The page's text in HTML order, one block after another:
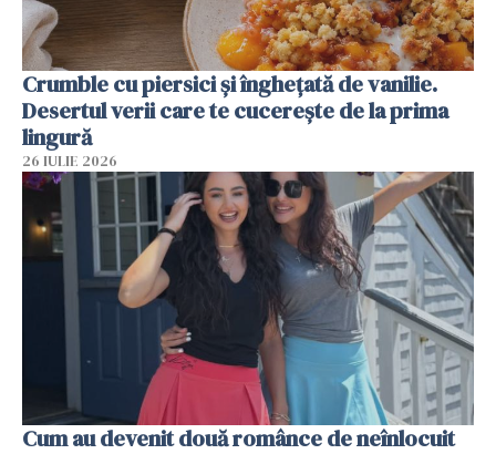
Crumble cu piersici și înghețată de vanilie.
Desertul verii care te cucerește de la prima
lingură
26 IULIE 2026
Cum au devenit două românce de neînlocuit